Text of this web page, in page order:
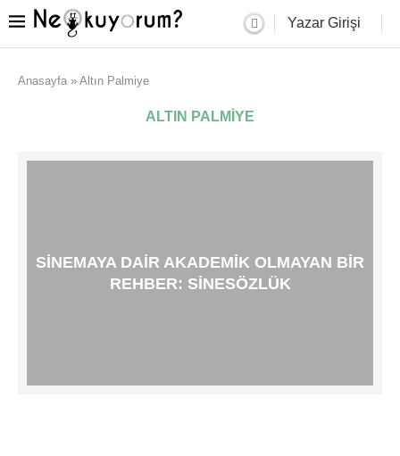
Yazar Girişi
Anasayfa » Altın Palmiye
ALTIN PALMIYE
SINEMAYA DAIR AKADEMIK OLMAYAN BIR
REHBER: SINESÖZLÜK